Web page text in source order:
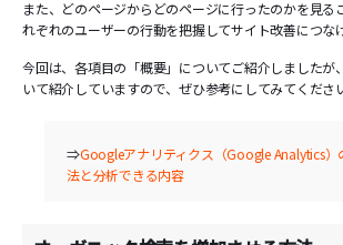
また、どのページからどのページに行ったのかを見る
れぞれのユーザーの行動を把握してサイト改善につな
今回は、各項目の「概要」についてご紹介しましたが
いて紹介していますので、ぜひ参考にしてみてくださ
⇒Googleアナリティクス（Google Analytics）
法と分析できる内容